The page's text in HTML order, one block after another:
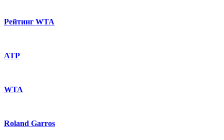
Рейтинг WTA
ATP
WTA
Roland Garros